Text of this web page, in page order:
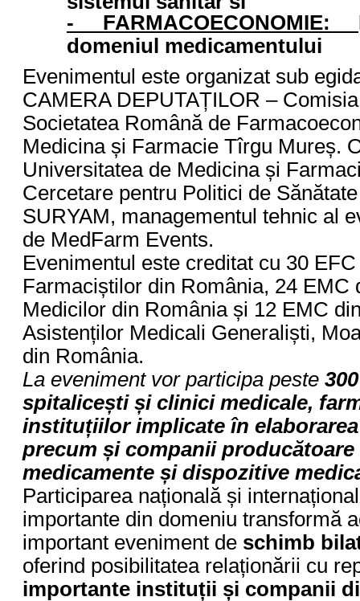
- FARMACOECONOMIE:
domeniul medicamentului
Evenimentul este organizat sub
CAMERA DEPUTAȚILOR –
Societatea Română de
Medicina și Farmacie Tîrgu Mureș.
Universitatea de Medicina și
Cercetare pentru Politici de
SURYAM, managementul tehnic al
de MedFarm Events.
Evenimentul este creditat cu 30
Farmaciștilor din România, 24 EMC
Medicilor din România și 12 EMC
Asistenților Medicali Generaliști,
din România.
La eveniment vor participa peste
spitalicești și clinici medicale,
instituțiilor implicate în
precum și companii
medicamente și dispozitive
Participarea națională și
importante din domeniu transformă
important eveniment de schimb
oferind posibilitatea relaționării cu
importante instituții și companii